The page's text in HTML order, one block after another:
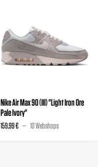
Nike Air Max 90 (III) "Light Iron Ore
Pale Ivory"
159,99 € 10 Webshops